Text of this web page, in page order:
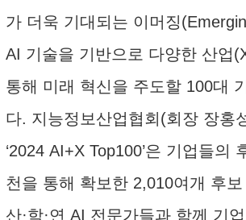
가 더욱 기대되는 이머징
AI 기술을 기반으로 다양한 산업
통해 미래 혁신을 주도할 100대
다. 지능정보산업협회(회장 장홍
‘2024 AI+X Top100’은 기업들의
천을 통해 확보한 2,010여개 후
산·학·연 AI 전문가들과 함께 기